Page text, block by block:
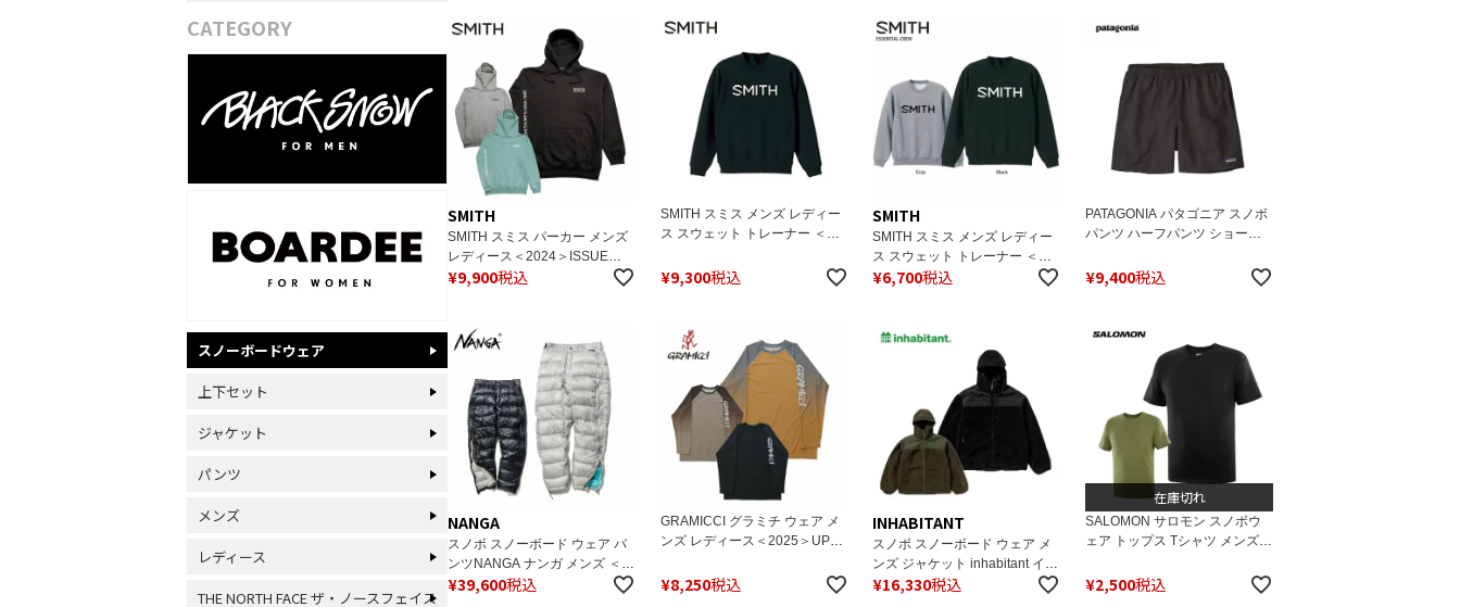
SMITH
SMITH スミス パーカー メンズ
レディース＜2024＞ISSUE
HOODIE / イシュー フーディー
¥9,900税込
SMITH スミス メンズ レディー
ス スウェット トレーナー ＜
ッセンシャルクルー スノーボー
¥9,300税込
SMITH
SMITH スミス メンズ レディー
ス スウェット トレーナー ＜
2025＞ ESSENTIAL CREW エ
¥6,700税込
PATAGONIA パタゴニア スノボ
パンツ ハーフパンツ ショート
MS BAGGIES SHORTS-5 / メン
ズ・バギーズ・ショーツ ５イン
¥9,400税込
NANGA
スノボ スノーボード ウェア パ
ンツNANGA ナンガ メンズ ＜
2024＞ N17F /
¥39,600税込
GRAMICCI グラミチ ウェア メ
ンズ レディース＜2025＞UPF-
¥8,250税込
INHABITANT
スノボ スノーボード ウェア メ
ンズ ジャケット inhabitant イン
ハビタント ウェア フリース ＜
¥16,330税込
在庫切れ
SALOMON サロモン スノボウ
ェア トップス Tシャツ メンズ
SS TEE M / LC2211
¥2,500税込
CATEGORY
スノーボードウェア
上下セット
ジャケット
パンツ
メンズ
レディース
THE NORTH FACE ザ・ノースフェイス